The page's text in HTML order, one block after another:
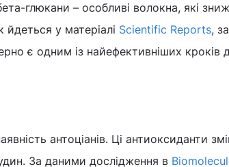
глюкани – особливі волокна, які
у матеріалі Scientific Reports,
є одним із найефективніших кроків
антоціанів. Ці антиоксиданти
За даними дослідження в